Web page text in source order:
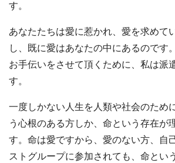
す。
あなたたちは愛に惹かれ、愛を求めて
し、既に愛はあなたの中にあるのです
お手伝いをさせて頂くために、私は派
す。
一度しかない人生を人類や社会のため
う心根のある方しか、命という存在が
す。命は愛ですから、愛のない方、自
ストグループに参加されても、命とい